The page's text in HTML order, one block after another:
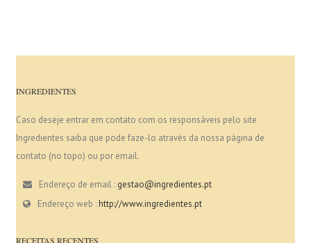
INGREDIENTES
Caso deseje entrar em contato com os responsáveis pelo site
Ingredientes saiba que pode faze-lo através da nossa página de
contato (no topo) ou por email.
Endereço de email : gestao@ingredientes.pt
Endereço web :http://www.ingredientes.pt
RECEITAS RECENTES